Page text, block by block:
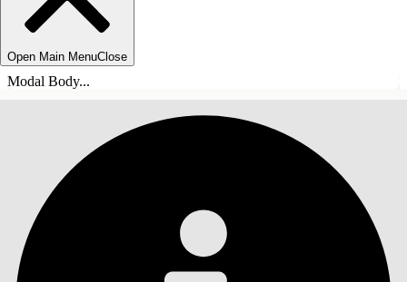
Open Main MenuClose
Modal Body...
INNEHÅLLSFÖRTECKNINGAR